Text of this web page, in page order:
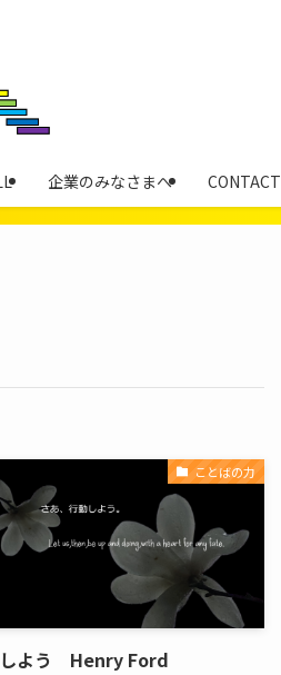
企業のみなさまへ CONTACT
ことばの力
よう Henry Ford